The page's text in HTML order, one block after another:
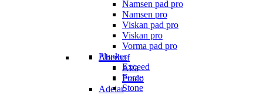
Namsen pad pro
Namsen pro
Viskan pad pro
Viskan pro
Vorma pad pro
Planker
Exceed
Force
Stone
Aberhof
Alfa
Prado
Adelar